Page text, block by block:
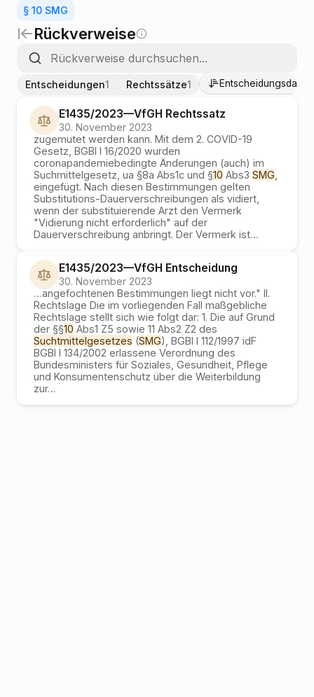
§ 10 SMG
Rückverweise
Entscheidungen1 Rechtssätze1 Entscheidungsdatum
E1435/2023—VfGH Rechtssatz
30. November 2023
zugemutet werden kann. Mit dem 2. COVID-19
Gesetz, BGBl I 16/2020 wurden
coronapandemiebedingte Änderungen (auch) im
Suchmittelgesetz, ua §8a Abs1c und §10 Abs3 SMG
eingefügt. Nach diesen Bestimmungen gelten
Substitutions-Dauerverschreibungen als vidiert,
wenn der substituierende Arzt den Vermerk
"Vidierung nicht erforderlich" auf der
Dauerverschreibung anbringt. Der Vermerk ist…
E1435/2023—VfGH Entscheidung
30. November 2023
…angefochtenen Bestimmungen liegt nicht vor." II.
Rechtslage Die im vorliegenden Fall maßgebliche
Rechtslage stellt sich wie folgt dar: 1. Die auf Grund
der §§10 Abs1 Z5 sowie 11 Abs2 Z2 des
Suchtmittelgesetzes (SMG), BGBl I 112/1997 idF
BGBl I 134/2002 erlassene Verordnung des
Bundesministers für Soziales, Gesundheit, Pflege
und Konsumentenschutz über die Weiterbildung
zur…